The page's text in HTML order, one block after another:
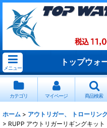
メニュー
トップウォ
カテゴリ マイページ 商品検索
ホーム > アウトリガー、 トローリン
> RUPP アウトリガーリギングキッ